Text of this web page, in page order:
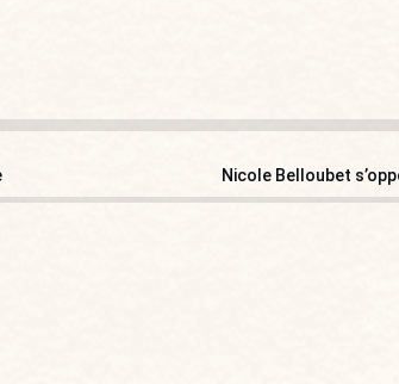
Nicole Belloubet